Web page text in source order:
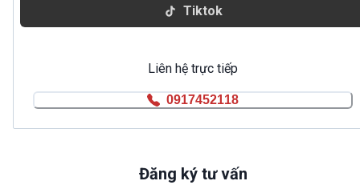
Tiktok
Liên hệ trực tiếp
0917452118
Đăng ký tư vấn